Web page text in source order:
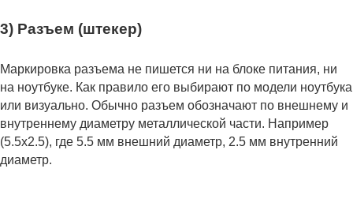
3) Разъем (штекер)
Маркировка разъема не пишется ни на блоке питания, ни
на ноутбуке. Как правило его выбирают по модели ноутбука
или визуально. Обычно разъем обозначают по внешнему и
внутреннему диаметру металлической части. Например
(5.5x2.5), где 5.5 мм внешний диаметр, 2.5 мм внутренний
диаметр.